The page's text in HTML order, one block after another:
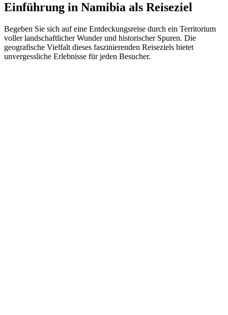
Einführung in Namibia als Reiseziel
Begeben Sie sich auf eine Entdeckungsreise durch ein Territorium
voller landschaftlicher Wunder und historischer Spuren. Die
geografische Vielfalt dieses faszinierenden Reiseziels bietet
unvergessliche Erlebnisse für jeden Besucher.